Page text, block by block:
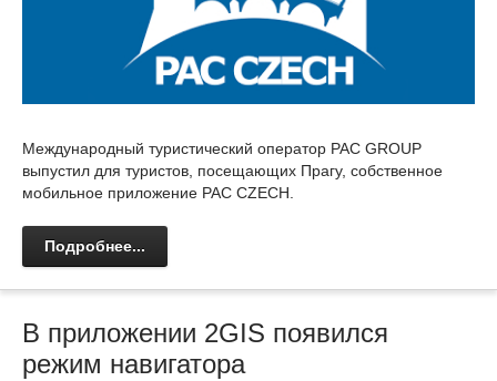
Международный туристический оператор PAC GROUP
выпустил для туристов, посещающих Прагу, собственное
мобильное приложение PAC CZECH.
Подробнее...
В приложении 2GIS появился
режим навигатора